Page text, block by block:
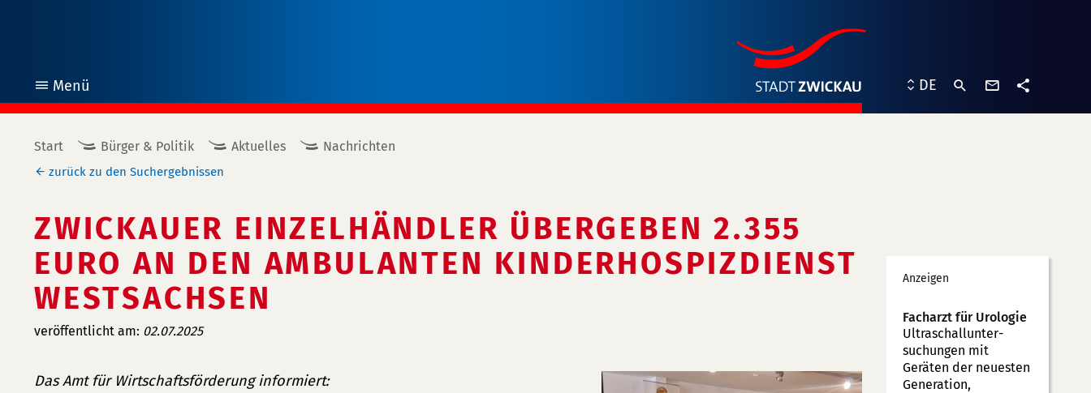
Menü
öffnen
DE
Start Bürger & Politik Aktuelles Nachrichten
zurück zu den Suchergebnissen
ZWICKAUER EINZELHÄNDLER ÜBERGEBEN 2.355
EURO AN DEN AMBULANTEN KINDERHOSPIZDIENST
WESTSACHSEN
veröffentlicht am: 02.07.2025
Das Amt für Wirtschaftsförderung informiert:
Werbung
Anzeigen
Facharzt für Urologie
Ultraschallunter­
suchungen mit
Geräten der neuesten
Generation,